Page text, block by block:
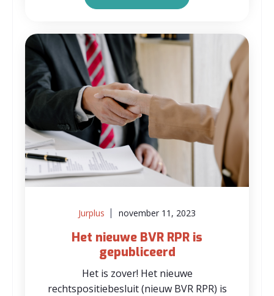
Jurplus november 11, 2023
Het nieuwe BVR RPR is
gepubliceerd
Het is zover! Het nieuwe
rechtspositiebesluit (nieuw BVR RPR) is